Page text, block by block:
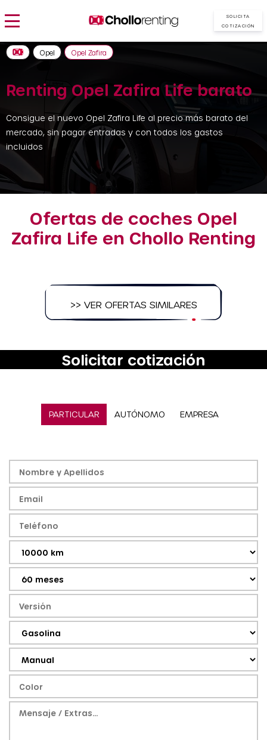
SOLICITA
COTIZACIÓN
Renting Opel Zafira Life barato
Consigue el nuevo Opel Zafira Life al precio más barato del
mercado, sin pagar entradas y con todos los gastos
incluidos
Opel Opel Zafira
Ofertas de coches Opel
Zafira Life en Chollo Renting
>> VER OFERTAS SIMILARES
Solicitar cotización
PARTICULAR AUTÓNOMO EMPRESA